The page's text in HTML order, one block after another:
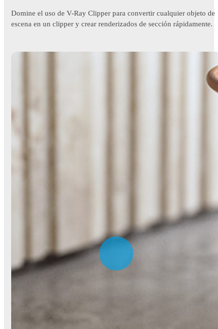
Domine el uso de V-Ray Clipper para convertir cualquier objeto de
escena en un clipper y crear renderizados de sección rápidamente.